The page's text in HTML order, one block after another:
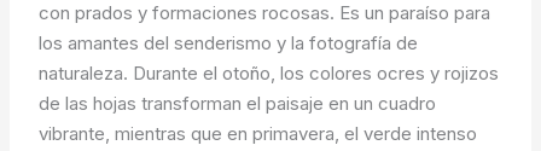
con prados y formaciones rocosas. Es un paraíso para
los amantes del senderismo y la fotografía de
naturaleza. Durante el otoño, los colores ocres y rojizos
de las hojas transforman el paisaje en un cuadro
vibrante, mientras que en primavera, el verde intenso